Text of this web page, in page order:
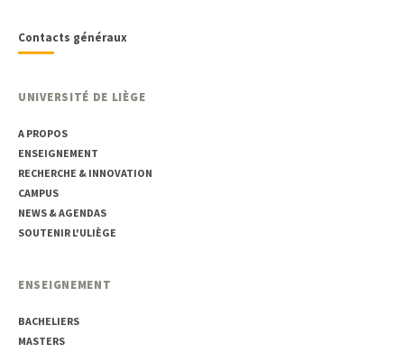
Contacts généraux
UNIVERSITÉ DE LIÈGE
A PROPOS
ENSEIGNEMENT
RECHERCHE & INNOVATION
CAMPUS
NEWS & AGENDAS
SOUTENIR L'ULIÈGE
ENSEIGNEMENT
BACHELIERS
MASTERS